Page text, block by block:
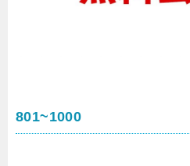
801~1000